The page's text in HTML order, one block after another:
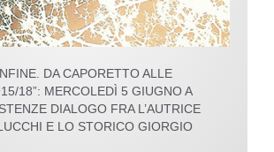
DA CAPORETTO ALLE
18”: MERCOLEDÌ 5 GIUGNO A
DIALOGO FRA L’AUTRICE
E LO STORICO GIORGIO